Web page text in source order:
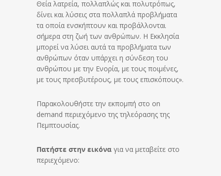
Θεία λατρεία, πολλαπλώς και πολυτρόπως,
δίνει και λύσεις στα πολλαπλά προβλήματα
τα οποία ενσκήπτουν και προβάλλονται
σήμερα στη ζωή των ανθρώπων. Η Εκκλησία
μπορεί να λύσει αυτά τα προβλήματα των
ανθρώπων όταν υπάρχει η σύνδεση του
ανθρώπου με την Ενορία, με τους ποιμένες,
με τους πρεσβυτέρους, με τους επισκόπους».
Παρακολουθήστε την εκπομπή στο on
demand περιεχόμενο της τηλεόρασης της
Πεμπτουσίας.
Πατήστε στην εικόνα για να μεταβείτε στο
περιεχόμενο: